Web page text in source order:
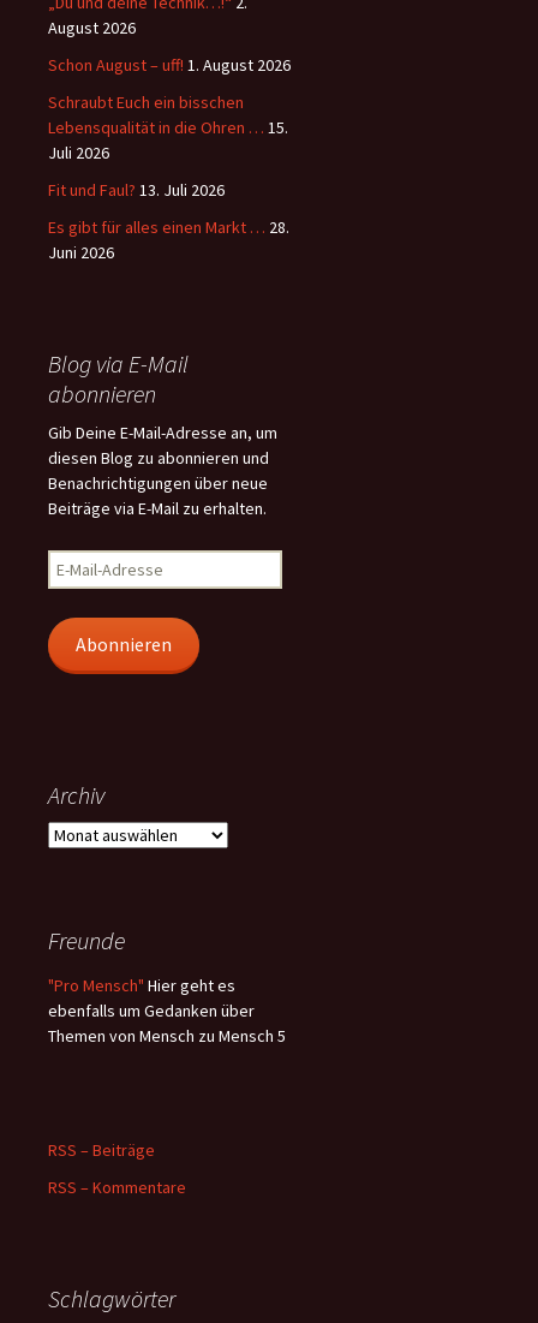
August 2026
Schon August – uff! 1. August 2026
Schraubt Euch ein bisschen
Lebensqualität in die Ohren … 15.
Juli 2026
Fit und Faul? 13. Juli 2026
Es gibt für alles einen Markt … 28.
Juni 2026
Blog via E-Mail
abonnieren
Gib Deine E-Mail-Adresse an, um
diesen Blog zu abonnieren und
Benachrichtigungen über neue
Beiträge via E-Mail zu erhalten.
E-
Mail-
Abonnieren
Archiv
Archiv
Freunde
"Pro Mensch" Hier geht es
ebenfalls um Gedanken über
Themen von Mensch zu Mensch 5
RSS – Beiträge
RSS – Kommentare
Schlagwörter